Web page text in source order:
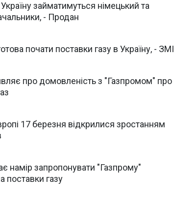
займатимуться німецький та
- Продан
почати поставки газу в Україну, - ЗМІ
про домовленість з "Газпромом" про
17 березня відкрилися зростанням
намір запропонувати "Газпрому"
поставки газу